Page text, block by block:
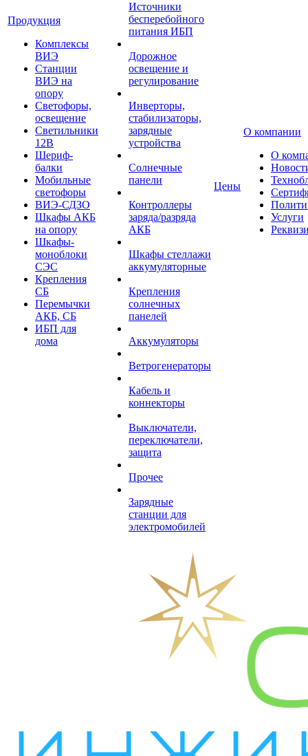
Продукция
Комплексы
ВИЭ
Станции
ВИЭ на
опору
Светофоры,
освещение
Светильники
12В
Шериф-
балки
Мобильные
светофоры
ВИЭ-СДЗО
Шкафы АКБ
на опору
Шкафы-
моноблоки
СЭС
Крепления
СБ
Перемычки
АКБ, СБ
ИБП для
дома
Источники
бесперебойного
питания ИБП
Дорожное
освещение и
регулирование
Инверторы,
стабилизаторы,
зарядные
устройства
Солнечные
панели
Контроллеры
заряда/разряда
АКБ
Шкафы стеллажи
аккумуляторные
Крепления
солнечных
панелей
Аккумуляторы
Ветрогенераторы
Кабель и
коннекторы
Выключатели,
переключатели,
защита
Прочее
Зарядные
станции для
электромобилей
Цены
О компании
О
Услуги